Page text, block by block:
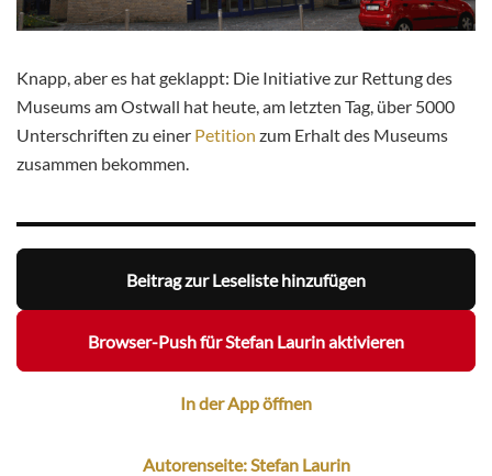
Knapp, aber es hat geklappt: Die Initiative zur Rettung des
Museums am Ostwall hat heute, am letzten Tag, über 5000
Unterschriften zu einer Petition zum Erhalt des Museums
zusammen bekommen.
Beitrag zur Leseliste hinzufügen
Browser-Push für Stefan Laurin aktivieren
In der App öffnen
Autorenseite: Stefan Laurin